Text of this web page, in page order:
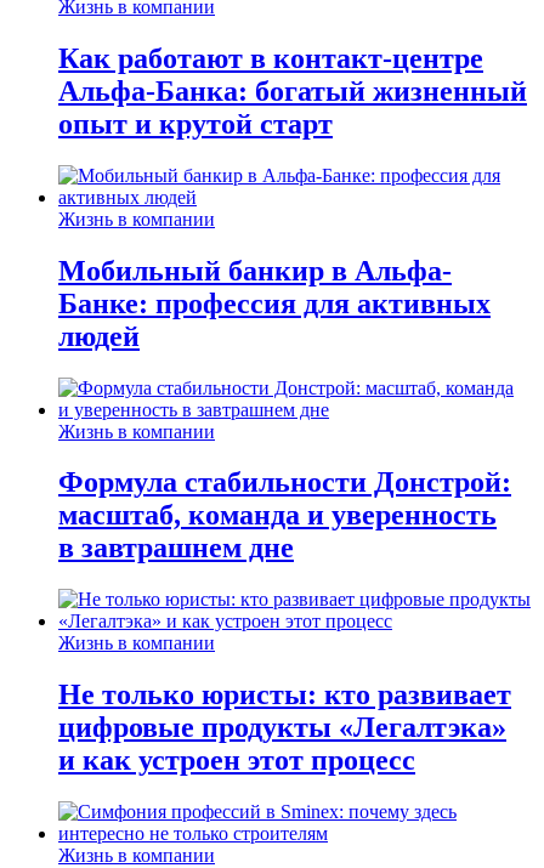
Жизнь в компании
Как работают в контакт-центре
Альфа-Банка: богатый жизненный
опыт и крутой старт
Жизнь в компании
Мобильный банкир в Альфа-
Банке: профессия для активных
людей
Жизнь в компании
Формула стабильности Донстрой:
масштаб, команда и уверенность
в завтрашнем дне
Жизнь в компании
Не только юристы: кто развивает
цифровые продукты «Легалтэка»
и как устроен этот процесс
Жизнь в компании